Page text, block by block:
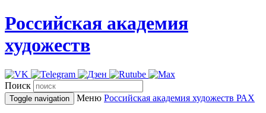
Российская академия
художеств
Поиск
Toggle navigation Меню Российская академия художеств РАХ